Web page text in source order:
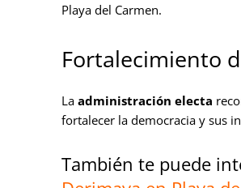
Playa del Carmen.
Fortalecimiento
La administración electa
fortalecer la democracia y sus
También te puede